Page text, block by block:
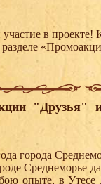
в
города
Среднеморье
опыте, в